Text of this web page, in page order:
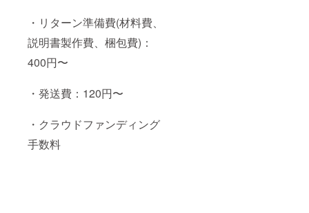
・リターン準備費(材料費、
説明書製作費、梱包費)：
400円〜
・発送費：120円〜
・クラウドファンディング
手数料